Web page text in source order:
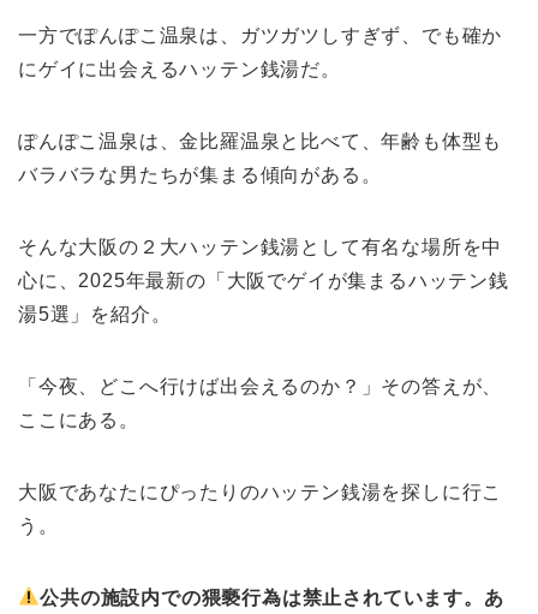
一方でぽんぽこ温泉は、ガツガツしすぎず、でも確か
にゲイに出会えるハッテン銭湯だ。
ぽんぽこ温泉は、金比羅温泉と比べて、年齢も体型も
バラバラな男たちが集まる傾向がある。
そんな大阪の２大ハッテン銭湯として有名な場所を中
心に、2025年最新の「大阪でゲイが集まるハッテン銭
湯5選」を紹介。
「今夜、どこへ行けば出会えるのか？」その答えが、
ここにある。
大阪であなたにぴったりのハッテン銭湯を探しに行こ
う。
公共の施設内での猥褻行為は禁止されています。あ